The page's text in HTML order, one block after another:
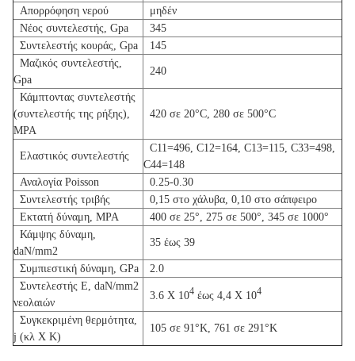
Απορρόφηση νερού
μηδέν
Νέος συντελεστής, Gpa
345
Συντελεστής κουράς, Gpa
145
Μαζικός συντελεστής,
Gpa
240
Κάμπτοντας συντελεστής
(συντελεστής της ρήξης),
MPA
420 σε 20°C, 280 σε 500°C
Ελαστικός συντελεστής
C11=496, C12=164, C13=115, C33=498,
C44=148
Αναλογία Poisson
0.25-0.30
Συντελεστής τριβής
0,15 στο χάλυβα, 0,10 στο σάπφειρο
Εκτατή δύναμη, MPA
400 σε 25°, 275 σε 500°, 345 σε 1000°
Κάμψης δύναμη,
daN/mm2
35 έως 39
Συμπιεστική δύναμη, GPa
2.0
Συντελεστής Ε, daN/mm2
νεολαιών
3.6 X 104 έως 4,4 X 104
Συγκεκριμένη θερμότητα,
j (κλ Χ Κ)
105 σε 91°K, 761 σε 291°K